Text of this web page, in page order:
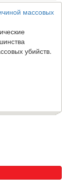
массовых
убийств.